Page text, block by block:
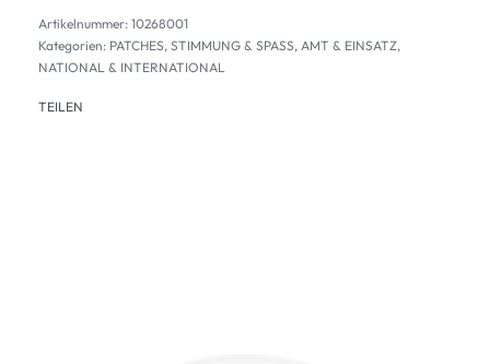
10268001
Kategorien: PATCHES, STIMMUNG & SPASS, AMT & EINSATZ,
NATIONAL & INTERNATIONAL
TEILEN